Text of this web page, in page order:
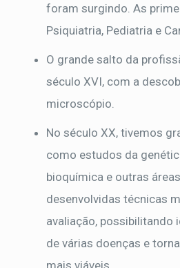
foram surgindo. As
Psiquiatria, Pediatria e
O grande salto da
século XVI, com a
microscópio.
No século XX, tivemos
como estudos da
bioquímica e outras
desenvolvidas técnicas
avaliação, possibilitando
de várias doenças e
mais viáveis.